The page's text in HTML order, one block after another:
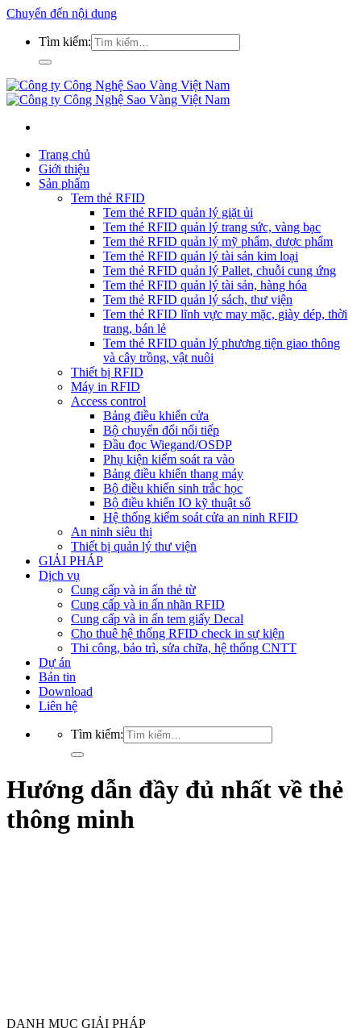
Chuyển đến nội dung
Tìm kiếm:
Trang chủ
Giới thiệu
Sản phẩm
Tem thẻ RFID
Tem thẻ RFID quản lý giặt ủi
Tem thẻ RFID quản lý trang sức, vàng bạc
Tem thẻ RFID quản lý mỹ phẩm, dược phẩm
Tem thẻ RFID quản lý tài sản kim loại
Tem thẻ RFID quản lý Pallet, chuỗi cung ứng
Tem thẻ RFID quản lý tài sản, hàng hóa
Tem thẻ RFID quản lý sách, thư viện
Tem thẻ RFID lĩnh vực may mặc, giày dép, thời
trang, bán lẻ
Tem thẻ RFID quản lý phương tiện giao thông
và cây trồng, vật nuôi
Thiết bị RFID
Máy in RFID
Access control
Bảng điều khiển cửa
Bộ chuyển đổi nối tiếp
Đầu đọc Wiegand/OSDP
Phụ kiện kiểm soát ra vào
Bảng điều khiển thang máy
Bộ điều khiển sinh trắc học
Bộ điều khiển IO kỹ thuật số
Hệ thống kiểm soát cửa an ninh RFID
An ninh siêu thị
Thiết bị quản lý thư viện
GIẢI PHÁP
Dịch vụ
Cung cấp và in ấn thẻ từ
Cung cấp và in ấn nhãn RFID
Cung cấp và in ấn tem giấy Decal
Cho thuê hệ thống RFID check in sự kiện
Thi công, bảo trì, sửa chữa, hệ thống CNTT
Dự án
Bản tin
Download
Liên hệ
Tìm kiếm:
Hướng dẫn đầy đủ nhất về thẻ
thông minh
DANH MỤC GIẢI PHÁP